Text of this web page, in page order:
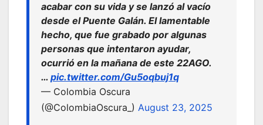
acabar con su vida y se lanzó al vacío
desde el Puente Galán. El lamentable
hecho, que fue grabado por algunas
personas que intentaron ayudar,
ocurrió en la mañana de este 22AGO.
… pic.twitter.com/Gu5oqbuj1q
— Colombia Oscura
(@ColombiaOscura_) August 23, 2025